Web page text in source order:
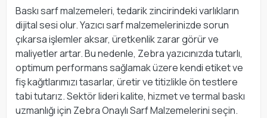
Baskı sarf malzemeleri, tedarik zincirindeki varlıkların
dijital sesi olur. Yazıcı sarf malzemelerinizde sorun
çıkarsa işlemler aksar, üretkenlik zarar görür ve
maliyetler artar. Bu nedenle, Zebra yazıcınızda tutarlı,
optimum performans sağlamak üzere kendi etiket ve
fiş kağıtlarımızı tasarlar, üretir ve titizlikle ön testlere
tabi tutarız. Sektör lideri kalite, hizmet ve termal baskı
uzmanlığı için Zebra Onaylı Sarf Malzemelerini seçin.